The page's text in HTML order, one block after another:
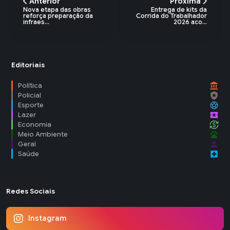
Nova etapa das obras
reforça preparação da
infraes...
Entrega de kits da
Corrida do Trabalhador
2026 aco...
Editoriais
Política account_balance
Policial local_police
Esporte sports_soccer
Lazer local_activity
Economia currency_exchange
Meio Ambiente pets
Geral person
Saúde local_hospital
Redes Sociais
Instagram